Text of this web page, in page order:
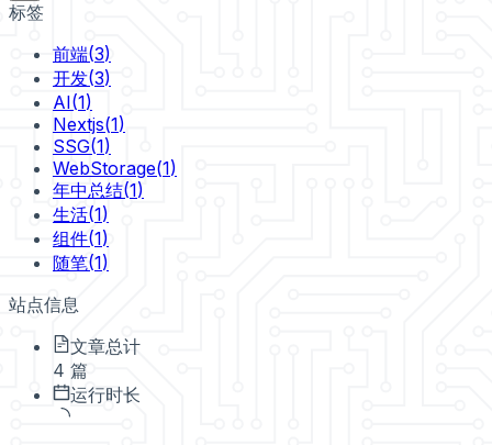
标签
前端(3)
开发(3)
AI(1)
Nextjs(1)
SSG(1)
WebStorage(1)
年中总结(1)
生活(1)
组件(1)
随笔(1)
站点信息
文章总计
4 篇
运行时长